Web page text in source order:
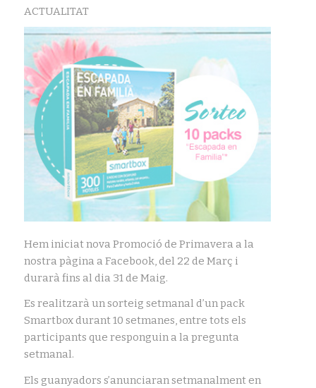
ACTUALITAT
Hem iniciat nova Promoció de Primavera a la
nostra pàgina a Facebook, del 22 de Març i
durarà fins al dia 31 de Maig.
Es realitzarà un sorteig setmanal d’un pack
Smartbox durant 10 setmanes, entre tots els
participants que responguin a la pregunta
setmanal.
Els guanyadors s’anunciaran setmanalment en